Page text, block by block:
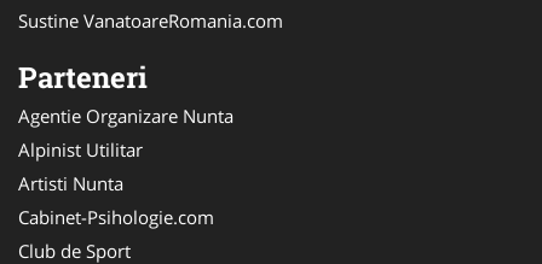
Sustine VanatoareRomania.com
Parteneri
Agentie Organizare Nunta
Alpinist Utilitar
Artisti Nunta
Cabinet-Psihologie.com
Club de Sport